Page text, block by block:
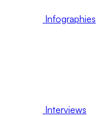
Infographies
Interviews